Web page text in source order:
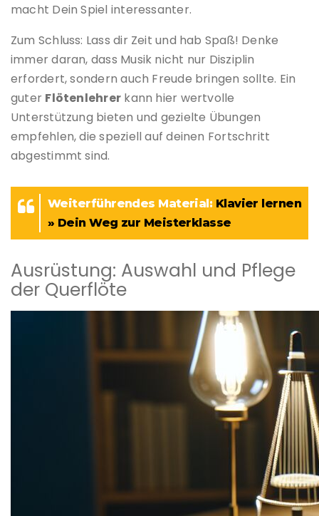
macht Dein Spiel interessanter.
Zum Schluss: Lass dir Zeit und hab Spaß! Denke
immer daran, dass Musik nicht nur Disziplin
erfordert, sondern auch Freude bringen sollte. Ein
guter Flötenlehrer kann hier wertvolle
Unterstützung bieten und gezielte Übungen
empfehlen, die speziell auf deinen Fortschritt
abgestimmt sind.
Weiterführendes Material: Klavier lernen
» Dein Weg zur Meisterklasse
Ausrüstung: Auswahl und Pflege
der Querflöte